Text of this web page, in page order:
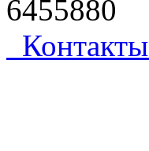
6455880
Контакты